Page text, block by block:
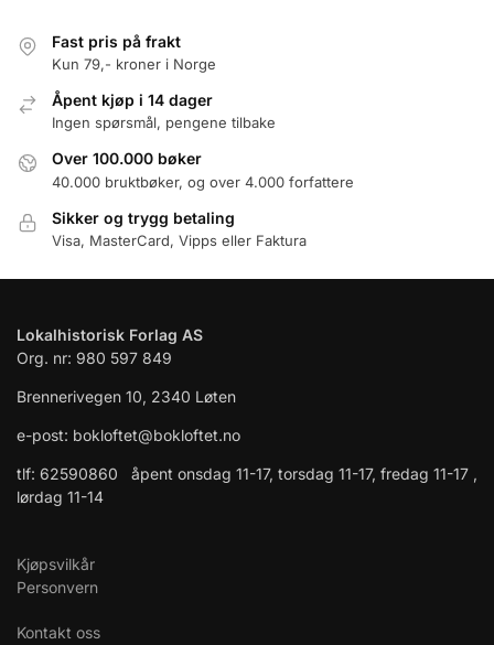
Fast pris på frakt
Kun 79,- kroner i Norge
Åpent kjøp i 14 dager
Ingen spørsmål, pengene tilbake
Over 100.000 bøker
40.000 bruktbøker, og over 4.000 forfattere
Sikker og trygg betaling
Visa, MasterCard, Vipps eller Faktura
Lokalhistorisk Forlag AS
Org. nr: 980 597 849
Brennerivegen 10, 2340 Løten
e-post: bokloftet@bokloftet.no
tlf: 62590860 åpent onsdag 11-17, torsdag 11-17, fredag 11-17 ,
lørdag 11-14
Kjøpsvilkår
Personvern
Kontakt oss